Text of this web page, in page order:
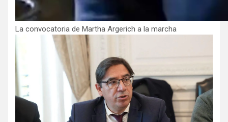
La convocatoria de Martha Argerich a la marcha